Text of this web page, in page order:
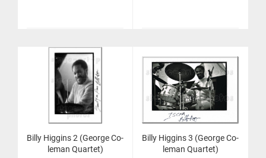
Billy Hig­gins 2 (Ge­or­ge Co­
le­man Quar­tet)
Billy Hig­gins 3 (Ge­or­ge Co­
le­man Quar­tet)